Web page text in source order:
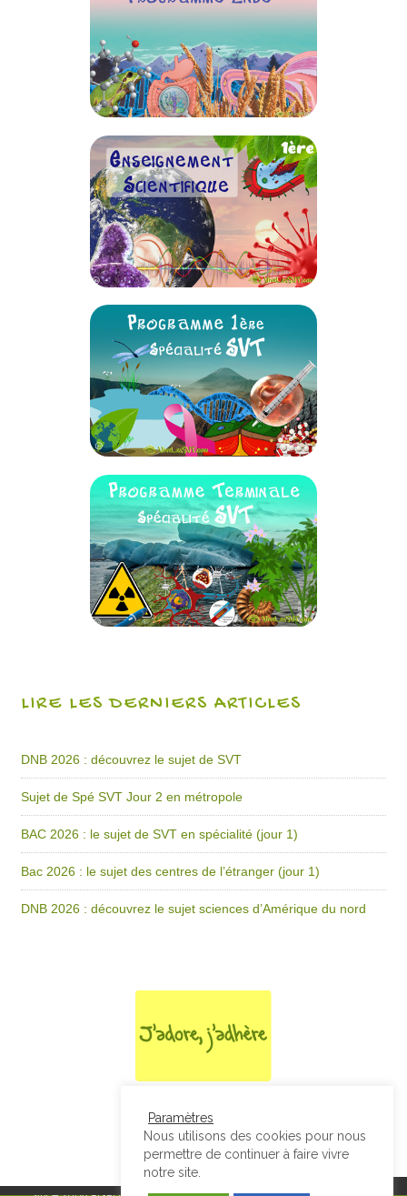
LIRE LES DERNIERS ARTICLES
DNB 2026 : découvrez le sujet de SVT
Sujet de Spé SVT Jour 2 en métropole
BAC 2026 : le sujet de SVT en spécialité (jour 1)
Bac 2026 : le sujet des centres de l’étranger (jour 1)
DNB 2026 : découvrez le sujet sciences d’Amérique du nord
Paramètres
Nous utilisons des cookies pour nous
permettre de continuer à faire vivre
notre site.